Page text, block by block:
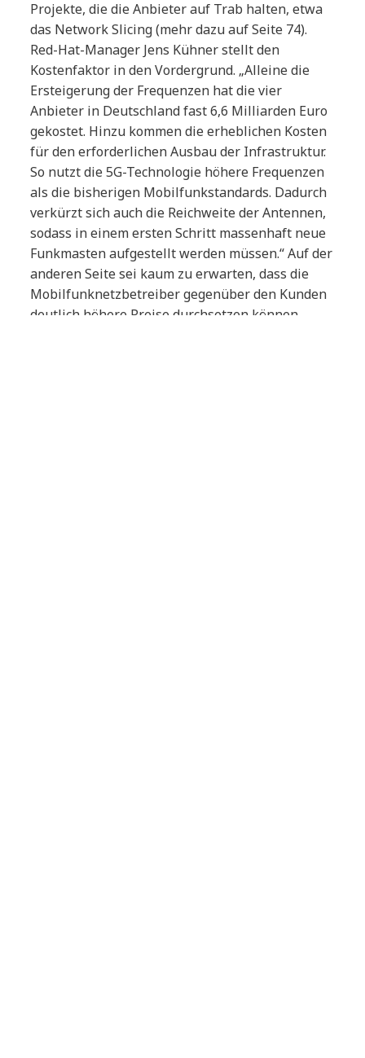
Projekte, die die Anbieter auf Trab halten, etwa
das Network Slicing (mehr dazu auf Seite 74).
Red-Hat-Manager Jens Kühner stellt den
Kostenfaktor in den Vordergrund. „Alleine die
Ersteigerung der Frequenzen hat die vier
Anbieter in Deutschland fast 6,6 Milliarden Euro
gekostet. Hinzu kommen die erheblichen Kosten
für den erforderlichen Ausbau der Infrastruktur.
So nutzt die 5G-Technologie höhere Frequenzen
als die bisherigen Mobilfunkstandards. Dadurch
verkürzt sich auch die Reichweite der Antennen,
sodass in einem ersten Schritt massenhaft neue
Funkmasten aufgestellt werden müssen.“ Auf der
anderen Seite sei kaum zu erwarten, dass die
Mobilfunknetzbetreiber gegenüber den Kunden
deutlich höhere Preise durchsetzen können.